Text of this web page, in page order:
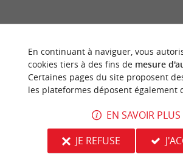
En continuant à naviguer, vous
cookies tiers à des fins de mesure
Certaines pages du site proposent
les plateformes déposent également
EN SAVOIR PLUS
JE REFUSE